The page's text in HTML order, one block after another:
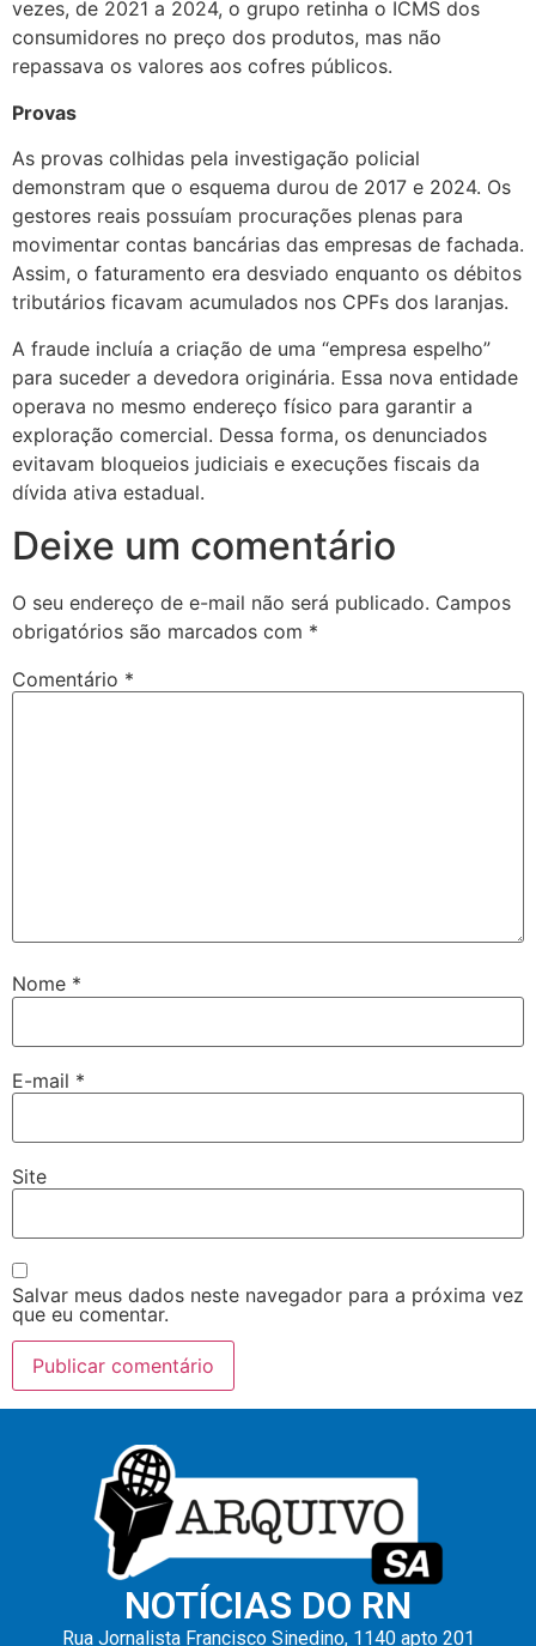
vezes, de 2021 a 2024, o grupo retinha o ICMS dos
consumidores no preço dos produtos, mas não
repassava os valores aos cofres públicos.
Provas
As provas colhidas pela investigação policial
demonstram que o esquema durou de 2017 e 2024. Os
gestores reais possuíam procurações plenas para
movimentar contas bancárias das empresas de fachada.
Assim, o faturamento era desviado enquanto os débitos
tributários ficavam acumulados nos CPFs dos laranjas.
A fraude incluía a criação de uma “empresa espelho”
para suceder a devedora originária. Essa nova entidade
operava no mesmo endereço físico para garantir a
exploração comercial. Dessa forma, os denunciados
evitavam bloqueios judiciais e execuções fiscais da
dívida ativa estadual.
Deixe um comentário
O seu endereço de e-mail não será publicado. Campos
obrigatórios são marcados com *
Comentário *
Nome *
E-mail *
Site
Salvar meus dados neste navegador para a próxima vez
que eu comentar.
NOTÍCIAS DO RN
Rua Jornalista Francisco Sinedino, 1140 apto 201